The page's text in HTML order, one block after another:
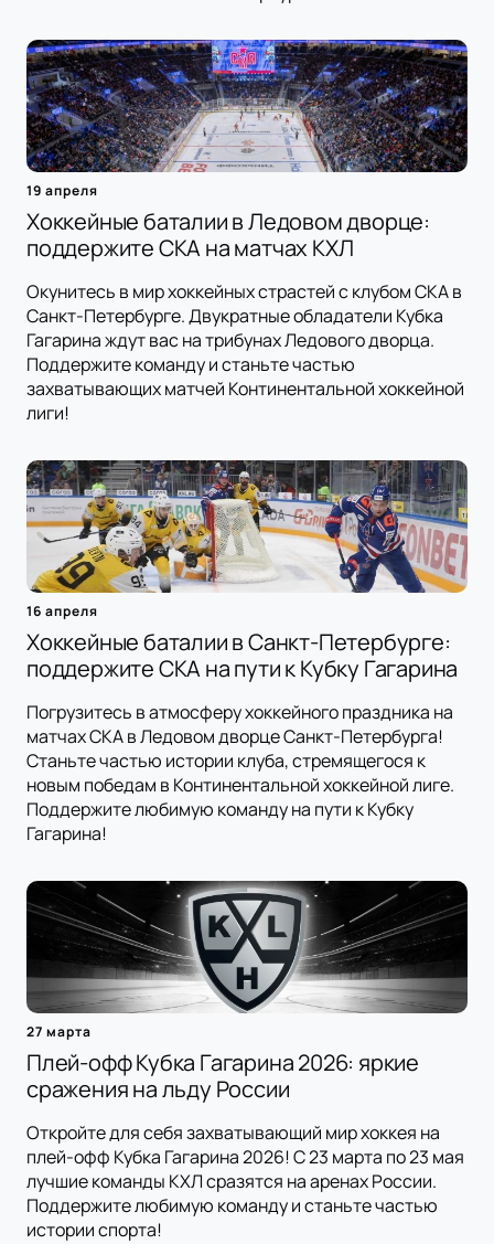
19 апреля
Хоккейные баталии в Ледовом дворце:
поддержите СКА на матчах КХЛ
Окунитесь в мир хоккейных страстей с клубом СКА в
Санкт-Петербурге. Двукратные обладатели Кубка
Гагарина ждут вас на трибунах Ледового дворца.
Поддержите команду и станьте частью
захватывающих матчей Континентальной хоккейной
лиги!
16 апреля
Хоккейные баталии в Санкт-Петербурге:
поддержите СКА на пути к Кубку Гагарина
Погрузитесь в атмосферу хоккейного праздника на
матчах СКА в Ледовом дворце Санкт-Петербурга!
Станьте частью истории клуба, стремящегося к
новым победам в Континентальной хоккейной лиге.
Поддержите любимую команду на пути к Кубку
Гагарина!
27 марта
Плей-офф Кубка Гагарина 2026: яркие
сражения на льду России
Откройте для себя захватывающий мир хоккея на
плей-офф Кубка Гагарина 2026! С 23 марта по 23 мая
лучшие команды КХЛ сразятся на аренах России.
Поддержите любимую команду и станьте частью
истории спорта!